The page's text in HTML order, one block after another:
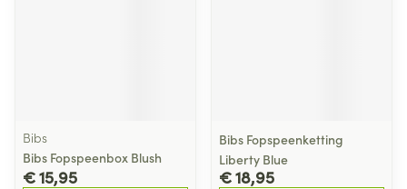
Bibs
Bibs Fopspeenbox Blush
€ 15,95
Bibs Fopspeenketting
Liberty Blue
€ 18,95